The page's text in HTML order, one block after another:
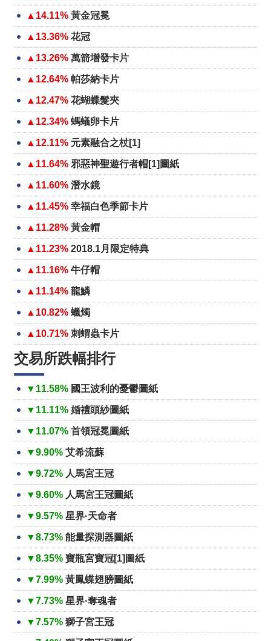
▲14.11% 黃金冠冕
▲13.36% 花冠
▲13.26% 萬箭增發卡片
▲12.64% 帕莎納卡片
▲12.47% 花蝴蝶髮夾
▲12.34% 螞蟻卵卡片
▲12.11% 元素融合之杖[1]
▲11.64% 邪惡神聖遊行者帽[1]圖紙
▲11.60% 潛水鏡
▲11.45% 幸福白色季節卡片
▲11.28% 黃金帽
▲11.23% 2018.1月限定特典
▲11.16% 牛仔帽
▲11.14% 龍鱗
▲10.82% 蠟燭
▲10.71% 刺蝟蟲卡片
交易所跌幅排行
▼11.58% 國王波利的憂鬱圖紙
▼11.11% 婚禮頭紗圖紙
▼11.07% 首領冠冕圖紙
▼9.90% 艾希流蘇
▼9.72% 人馬宮王冠
▼9.60% 人馬宮王冠圖紙
▼9.57% 星界·天命者
▼8.73% 能量探測器圖紙
▼8.35% 寶瓶宮寶冠[1]圖紙
▼7.99% 黃鳳蝶翅膀圖紙
▼7.73% 星界·奪魂者
▼7.57% 獅子宮王冠